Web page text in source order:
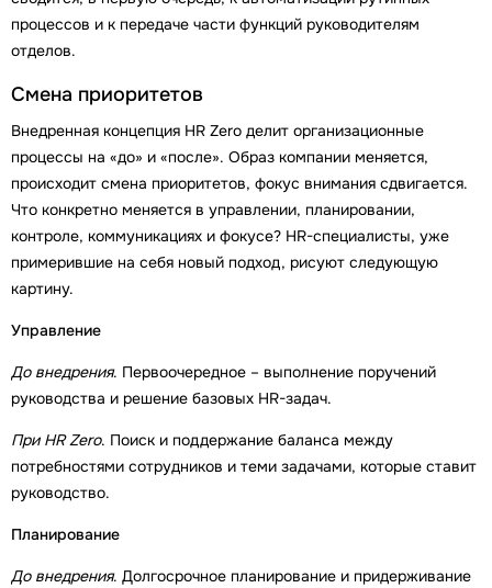
процессов и к передаче части функций руководителям
отделов.
Смена приоритетов
Внедренная концепция HR Zero делит организационные
процессы на «до» и «после». Образ компании меняется,
происходит смена приоритетов, фокус внимания сдвигается.
Что конкретно меняется в управлении, планировании,
контроле, коммуникациях и фокусе? HR-специалисты, уже
примерившие на себя новый подход, рисуют следующую
картину.
Управление
До внедрения. Первоочередное – выполнение поручений
руководства и решение базовых HR-задач.
При HRZero. Поиск и поддержание баланса между
потребностями сотрудников и теми задачами, которые ставит
руководство.
Планирование
До внедрения. Долгосрочное планирование и придерживание